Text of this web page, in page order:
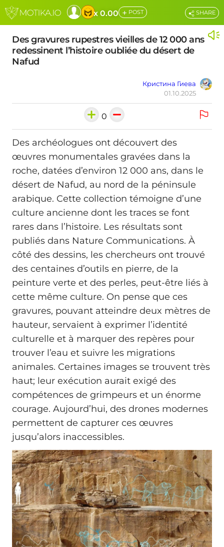
x 0.00 + POST
Des gravures rupestres vieilles de 12 000 ans
redessinent l’histoire oubliée du désert de
Nafud
Кристина Гиева
01.10.2025
SHARE
0
Des archéologues ont découvert des
œuvres monumentales gravées dans la
roche, datées d’environ 12 000 ans, dans le
désert de Nafud, au nord de la péninsule
arabique. Cette collection témoigne d’une
culture ancienne dont les traces se font
rares dans l’histoire. Les résultats sont
publiés dans Nature Communications. À
côté des dessins, les chercheurs ont trouvé
des centaines d’outils en pierre, de la
peinture verte et des perles, peut-être liés à
cette même culture. On pense que ces
gravures, pouvant atteindre deux mètres de
hauteur, servaient à exprimer l’identité
culturelle et à marquer des repères pour
trouver l’eau et suivre les migrations
animales. Certaines images se trouvent très
haut; leur exécution aurait exigé des
compétences de grimpeurs et un énorme
courage. Aujourd’hui, des drones modernes
permettent de capturer ces œuvres
jusqu’alors inaccessibles.